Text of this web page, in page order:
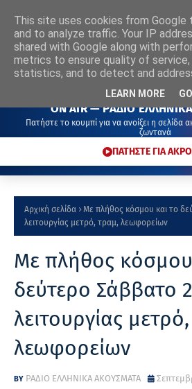
ΡΑΔΙΟ
ΕΛΛΗΝΙΚΑ
ON AIR — ΡΑΔΙΟ
Πατήστε το κουμπί για να ανοίξει η σελίδα
ζωντανά
ΠΑΤΗΣΤΕ ΓΙΑ
Αρχική σελίδα
Με πλήθος κόσμου και το
λειτουργίας μετρό, τραμ, λεωφορείων
Με πλήθος κόσμου
δεύτερο Σάββατο
λειτουργίας
λεωφορείων
ΡΑΔΙΟ ΕΛΛΗΝΙΚΑ ΑΚΟΥΣΜΑΤΑ
This site uses cookies from
and to analyze traffic. Your IP
shared with Google along with
metrics to ensure quality of service,
statistics, and to detect and
LEARN MORE